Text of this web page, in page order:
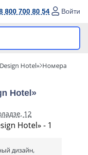
800 700 80 54 Войти
Hotel» Номера
Hotel»
12
дизайн,